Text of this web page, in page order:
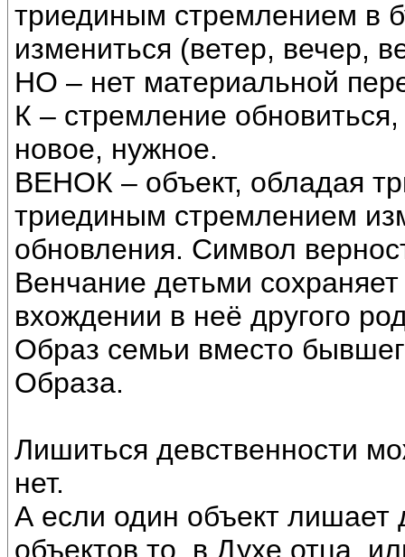
триединым стремлением в
измениться (ветер, вечер,
НО – нет материальной
К – стремление
новое, нужное.
ВЕНОК – объект, обладая
триединым стремлением
обновления. Символ
Венчание детьми
вхождении в неё другого
Образ семьи вместо
Образа.
Лишиться девственности
нет.
А если один объект лишает
объектов то, в Духе отца,